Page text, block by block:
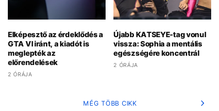
Elképesztő az érdeklődés a
GTA VI iránt, a kiadót is
meglepték az
előrendelések
2 ÓRÁJA
Újabb KATSEYE-tag vonul
vissza: Sophia a mentális
egészségére koncentrál
2 ÓRÁJA
MÉG TÖBB CIKK